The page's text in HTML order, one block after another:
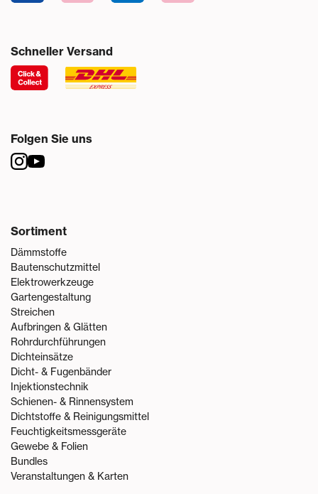
Schneller Versand
Folgen Sie uns
Sortiment
Dämmstoffe
Bautenschutzmittel
Elektrowerkzeuge
Gartengestaltung
Streichen
Aufbringen & Glätten
Rohrdurchführungen
Dichteinsätze
Dicht- & Fugenbänder
Injektionstechnik
Schienen- & Rinnensystem
Dichtstoffe & Reinigungsmittel
Feuchtigkeitsmessgeräte
Gewebe & Folien
Bundles
Veranstaltungen & Karten